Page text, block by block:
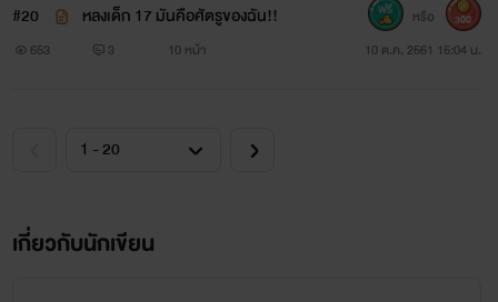
#20 หลงเด็ก 17 มันคือศัตรูของฉัน!!
653 3 10 หน้า 10 ต.ค. 2561 15:04 น.
หรือ 300
เกี่ยวกับนักเขียน